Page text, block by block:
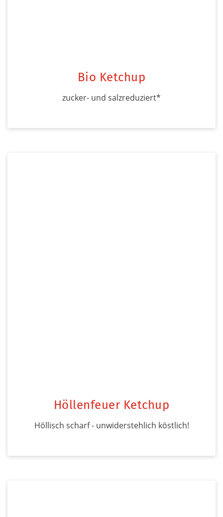
Bio Ketchup
zucker- und salzreduziert*
Höllenfeuer Ketchup
Höllisch scharf - unwiderstehlich köstlich!